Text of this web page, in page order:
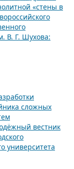
«стены в
В. Г. Шухова:
сложных
вестник
университета